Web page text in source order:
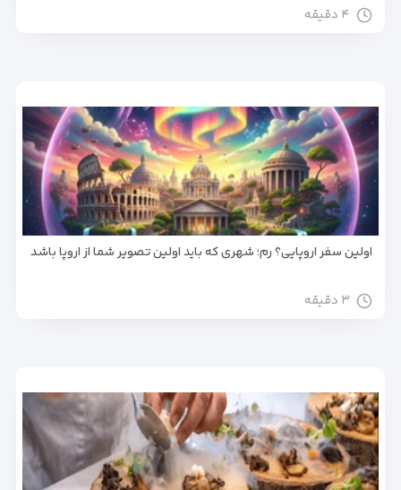
۴ دقیقه
اولین سفر اروپایی؟ رم؛ شهری که باید اولین تصویر شما از اروپا باشد
۳ دقیقه